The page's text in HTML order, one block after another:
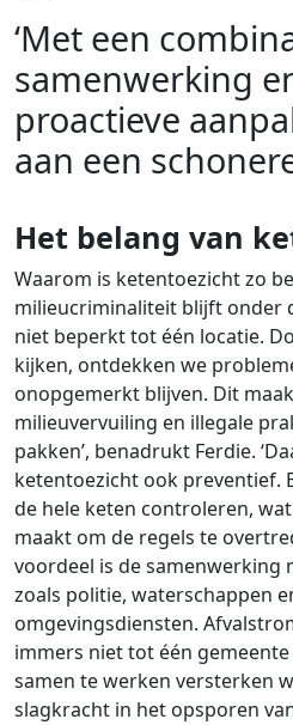
‘Met een
samenwerking
proactieve
aan een
Het belang van
Waarom is ketentoezicht zo
milieucriminaliteit blijft onder
niet beperkt tot één locatie.
kijken, ontdekken we
onopgemerkt blijven. Dit
milieuvervuiling en illegale
pakken’, benadrukt Ferdie.
ketentoezicht ook preventief.
de hele keten controleren,
maakt om de regels te
voordeel is de samenwerking
zoals politie, waterschappen
omgevingsdiensten.
immers niet tot één
samen te werken versterken
slagkracht in het opsporen